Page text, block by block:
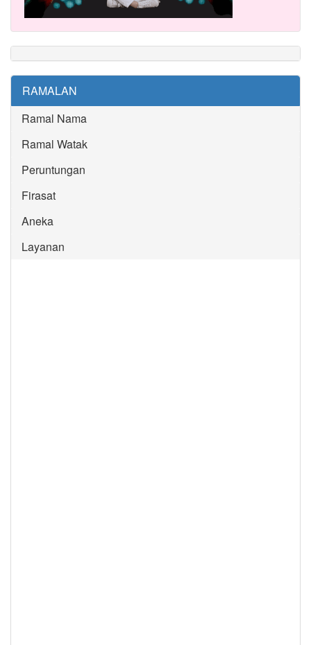
RAMALAN
Ramal Nama
Ramal Watak
Peruntungan
Firasat
Aneka
Layanan